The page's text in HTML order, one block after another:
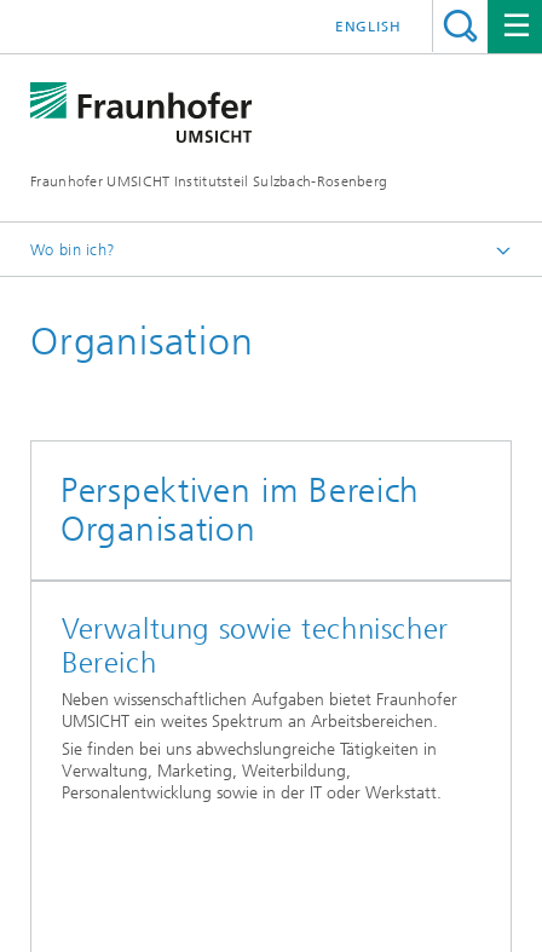
Fraunhofer UMSICHT Institutsteil Sulzbach-Rosenberg
ENGLISH
Wo bin ich?
Jobs / Karriere
Organisation
Perspektiven im Bereich
Organisation
Verwaltung sowie technischer
Bereich
Neben wissenschaftlichen Aufgaben bietet Fraunhofer
UMSICHT ein weites Spektrum an Arbeitsbereichen.
Sie finden bei uns abwechslungreiche Tätigkeiten in
Verwaltung, Marketing, Weiterbildung,
Personalentwicklung sowie in der IT oder Werkstatt.